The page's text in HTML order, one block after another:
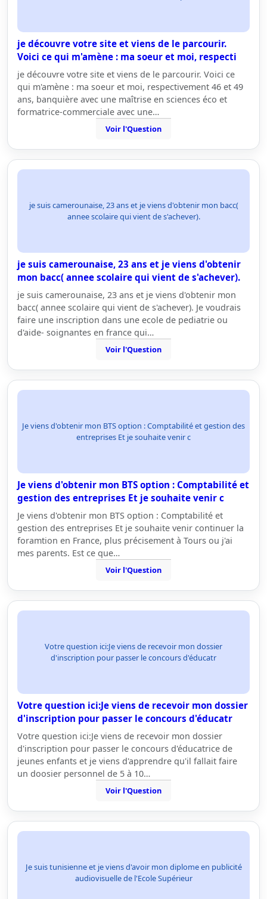
je découvre votre site et viens de le parcourir.
Voici ce qui m'amène : ma soeur et moi, respecti
je découvre votre site et viens de le parcourir. Voici ce
qui m'amène : ma soeur et moi, respectivement 46 et 49
ans, banquière avec une maîtrise en sciences éco et
formatrice-commerciale avec une…
Voir l'Question
je suis camerounaise, 23 ans et je viens d'obtenir mon bacc(
annee scolaire qui vient de s'achever).
je suis camerounaise, 23 ans et je viens d'obtenir
mon bacc( annee scolaire qui vient de s'achever).
je suis camerounaise, 23 ans et je viens d'obtenir mon
bacc( annee scolaire qui vient de s'achever). Je voudrais
faire une inscription dans une ecole de pediatrie ou
d'aide- soignantes en france qui…
Voir l'Question
Je viens d'obtenir mon BTS option : Comptabilité et gestion des
entreprises Et je souhaite venir c
Je viens d'obtenir mon BTS option : Comptabilité et
gestion des entreprises Et je souhaite venir c
Je viens d'obtenir mon BTS option : Comptabilité et
gestion des entreprises Et je souhaite venir continuer la
foramtion en France, plus précisement à Tours ou j'ai
mes parents. Est ce que…
Voir l'Question
Votre question ici:Je viens de recevoir mon dossier
d'inscription pour passer le concours d'éducatr
Votre question ici:Je viens de recevoir mon dossier
d'inscription pour passer le concours d'éducatr
Votre question ici:Je viens de recevoir mon dossier
d'inscription pour passer le concours d'éducatrice de
jeunes enfants et je viens d'apprendre qu'il fallait faire
un doosier personnel de 5 à 10…
Voir l'Question
Je suis tunisienne et je viens d'avoir mon diplome en publicité
audiovisuelle de l'Ecole Supérieur